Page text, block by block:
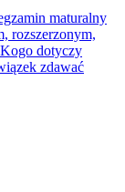
maturalny
rozszerzonym,
dotyczy
zdawać